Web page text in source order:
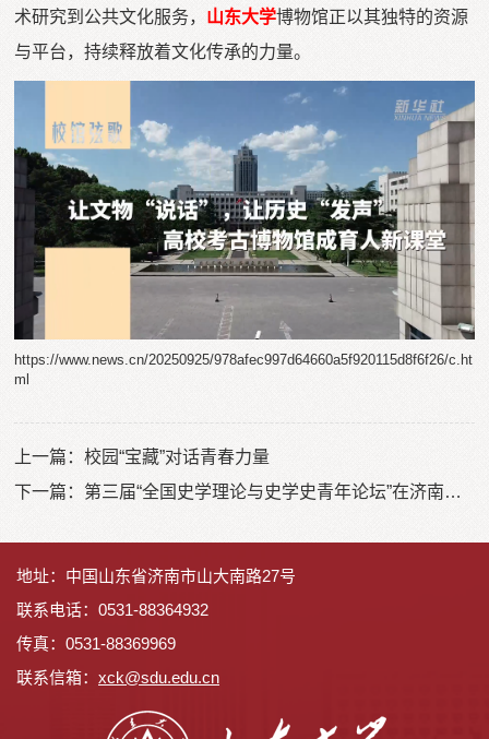
术研究到公共文化服务， 山东大学博物馆正以其独特的资源
与平台，持续释放着文化传承的力量。
https://www.news.cn/20250925/978afec997d64660a5f920115d8f6f26/c.ht
ml
上一篇：校园“宝藏”对话青春力量
下一篇：
第三届“全国史学理论与史学史青年论坛”在济南召开
地址：中国山东省济南市山大南路27号
联系电话：0531-88364932
传真：0531-88369969
联系信箱： xck@sdu.edu.cn